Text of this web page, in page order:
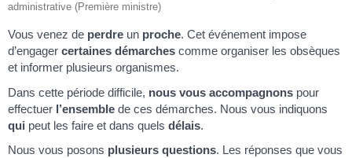
administrative (Première ministre)
Vous venez de perdre un proche. Cet événement impose
d’engager certaines démarches comme organiser les obsèques
et informer plusieurs organismes.
Dans cette période difficile, nous vous accompagnons pour
effectuer l’ensemble de ces démarches. Nous vous indiquons
qui peut les faire et dans quels délais.
Nous vous posons plusieurs questions. Les réponses que vous